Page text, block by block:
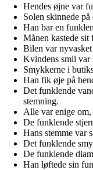
Hendes øjne var
Solen skinnede
Han bar en
Månen kastede sit
Bilen var
Kvindens smil var
Smykkerne i
Han fik øje på
Det funklende
stemning.
Alle var enige
De funklende
Hans stemme var
Det funklende
De funklende
Han løftede sin